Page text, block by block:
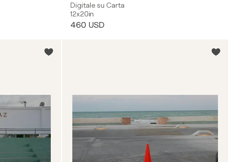
Digitale su Carta
12x20in
460 USD